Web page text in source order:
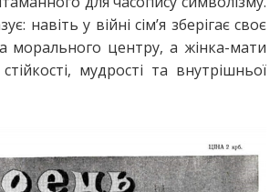
навіть у війні сім’я зберігає своє
морального центру, а жінка-мати
мудрості та внутрішньої